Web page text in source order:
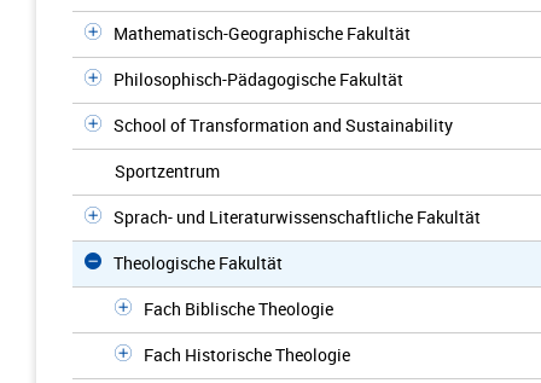
Mathematisch-Geographische Fakultät
Philosophisch-Pädagogische Fakultät
School of Transformation and Sustainability
Sportzentrum
Sprach- und Literaturwissenschaftliche Fakultät
Theologische Fakultät
Fach Biblische Theologie
Fach Historische Theologie